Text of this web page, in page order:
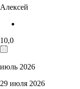
Алексей
10,0
июль 2026
29 июля 2026